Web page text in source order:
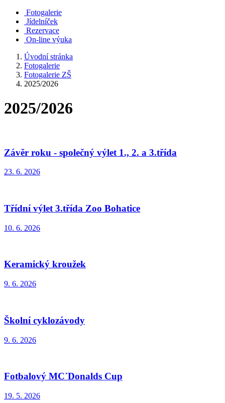
Fotogalerie
Jídelníček
Rezervace
On-line výuka
Úvodní stránka
Fotogalerie
Fotogalerie ZŠ
2025/2026
2025/2026
Závěr roku - společný výlet 1., 2. a 3.třída
23. 6. 2026
Třídní výlet 3.třída Zoo Bohatice
10. 6. 2026
Keramický kroužek
9. 6. 2026
Školní cyklozávody
9. 6. 2026
Fotbalový MC´Donalds Cup
19. 5. 2026